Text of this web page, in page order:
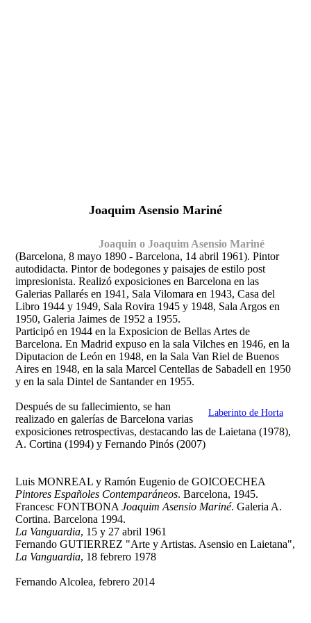
Joaquim Asensio Mariné
Joaquin o Joaquim Asensio Mariné
(Barcelona, 8 mayo 1890 - Barcelona, 14 abril 1961). Pintor
autodidacta. Pintor de bodegones y paisajes de estilo post
impresionista. Realizó exposiciones en Barcelona en las
Galerias Pallarés en 1941, Sala Vilomara en 1943, Casa del
Libro 1944 y 1949, Sala Rovira 1945 y 1948, Sala Argos en
1950, Galeria Jaimes de 1952 a 1955.
Participó en 1944 en la Exposicion de Bellas Artes de
Barcelona. En Madrid expuso en la sala Vilches en 1946, en la
Diputacion de León en 1948, en la Sala Van Riel de Buenos
Aires en 1948, en la sala Marcel Centellas de Sabadell en 1950
y en la sala Dintel de Santander en 1955.
Laberinto de Horta
Después de su fallecimiento, se han
realizado en galerías de Barcelona varias
exposiciones retrospectivas, destacando las de Laietana (1978),
A. Cortina (1994) y Fernando Pinós (2007)
Luis MONREAL y Ramón Eugenio de GOICOECHEA
Pintores Españoles Contemparáneos. Barcelona, 1945.
Francesc FONTBONAJoaquim Asensio Mariné. Galeria A.
Cortina. Barcelona 1994.
La Vanguardia, 15 y 27 abril 1961
Fernando GUTIERREZ "Arte y Artistas. Asensio en Laietana",
La Vanguardia, 18 febrero 1978
Fernando Alcolea, febrero 2014